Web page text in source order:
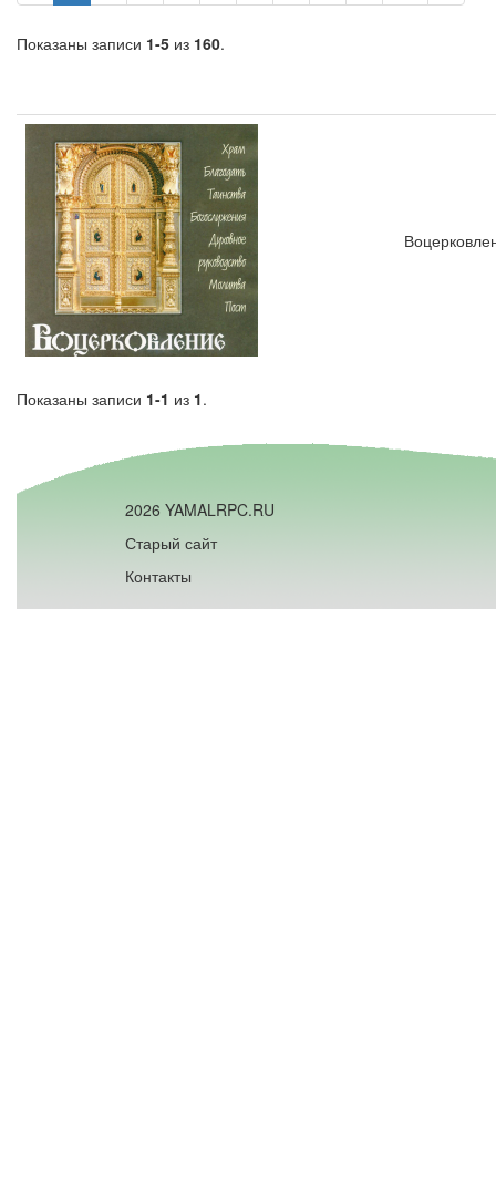
Показаны записи 1-5 из 160.
Показаны записи 1-1 из 1.
2026 YAMALRPC.RU
Старый сайт
Контакты